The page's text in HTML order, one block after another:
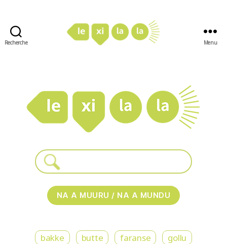
Recherche Menu
bakke butte faranse
gollu